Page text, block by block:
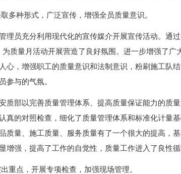
多种形式，广泛宣传，增强全员质量意识。
理员充分利用现代化的宣传媒介开展宣传活动。通
为质量月活动开展营造了良好氛围。进一步增强了广
心，增强职工的质量意识和法制意识，粉刷施工队
参与的气氛。
质部以完善质量管理体系、提高质量保证能力的质
真的对照检查，细化了质量管理体系和标准化计量
质量、施工质量、服务质量有了一个很大的提高，
增强，提高了工作的自觉性，质量工作进入了良性循
重点，开展专项检查，加强现场管理。